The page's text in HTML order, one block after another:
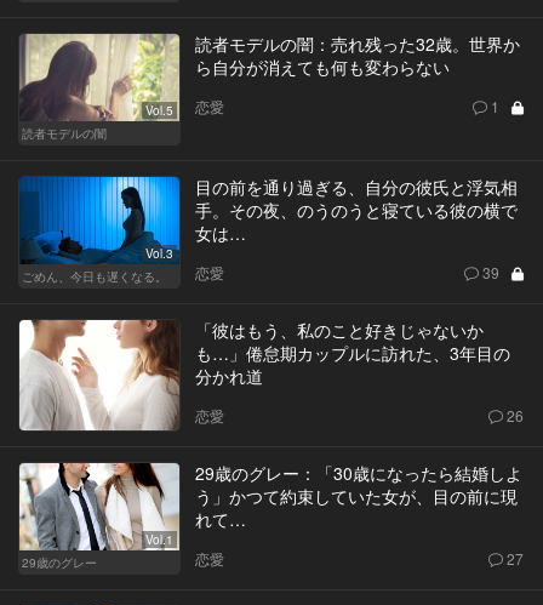
Vol.5
読者モデルの闇
読者モデルの闇：売れ残った32歳。世界か
ら自分が消えても何も変わらない
恋愛 1
Vol.3
ごめん、今日も遅くなる。
目の前を通り過ぎる、自分の彼氏と浮気相
手。その夜、のうのうと寝ている彼の横で
女は…
恋愛 39
「彼はもう、私のこと好きじゃないか
も…」倦怠期カップルに訪れた、3年目の
分かれ道
恋愛 26
Vol.1
29歳のグレー
29歳のグレー：「30歳になったら結婚しよ
う」かつて約束していた女が、目の前に現
れて…
恋愛 27